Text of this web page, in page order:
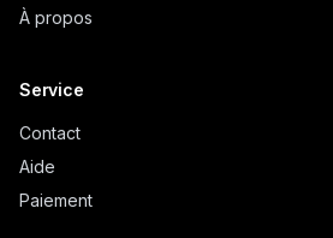
À propos
Service
Contact
Aide
Paiement